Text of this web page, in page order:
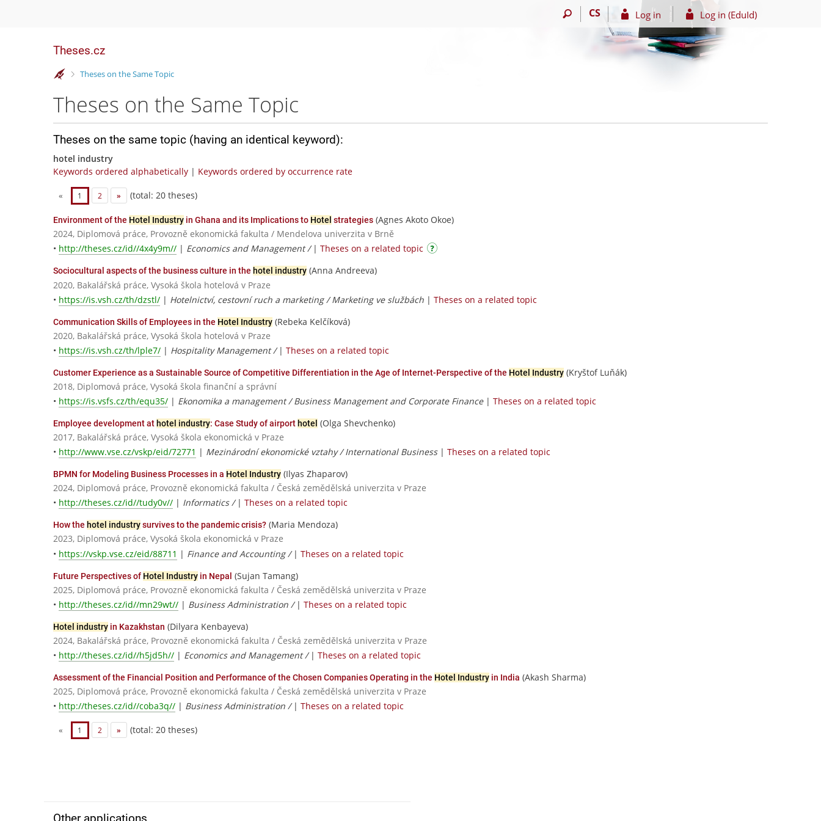
CS Log in Log in (EduId)
Theses.cz
>
Theses on the Same Topic
Theses on the Same Topic
Theses on the same topic (having an identical keyword):
hotel industry
Keywords ordered alphabetically | Keywords ordered by occurrence rate
« 1 2 » (total: 20 theses)
Environment of the Hotel Industry in Ghana and its Implications to Hotel strategies (Agnes Akoto Okoe)
2024, Diplomová práce, Provozně ekonomická fakulta / Mendelova univerzita v Brně
• http://theses.cz/id//4x4y9m// | Economics and Management / | Theses on a related topic
Sociocultural aspects of the business culture in the hotel industry (Anna Andreeva)
2020, Bakalářská práce, Vysoká škola hotelová v Praze
• https://is.vsh.cz/th/dzstl/ | Hotelnictví, cestovní ruch a marketing / Marketing ve službách | Theses on a related topic
Communication Skills of Employees in the Hotel Industry (Rebeka Kelčíková)
2020, Bakalářská práce, Vysoká škola hotelová v Praze
• https://is.vsh.cz/th/lple7/ | Hospitality Management / | Theses on a related topic
Customer Experience as a Sustainable Source of Competitive Differentiation in the Age of Internet-Perspective of the Hotel Industry (Kryštof Luňák)
2018, Diplomová práce, Vysoká škola finanční a správní
• https://is.vsfs.cz/th/equ35/ | Ekonomika a management / Business Management and Corporate Finance| Theses on a related topic
Employee development at hotel industry: Case Study of airport hotel (Olga Shevchenko)
2017, Bakalářská práce, Vysoká škola ekonomická v Praze
• http://www.vse.cz/vskp/eid/72771 | Mezinárodní ekonomické vztahy / International Business| Theses on a related topic
BPMN for Modeling Business Processes in a Hotel Industry (Ilyas Zhaparov)
2024, Diplomová práce, Provozně ekonomická fakulta / Česká zemědělská univerzita v Praze
• http://theses.cz/id//tudy0v// | Informatics / | Theses on a related topic
How the hotel industrysurvives to the pandemic crisis? (Maria Mendoza)
2023, Diplomová práce, Vysoká škola ekonomická v Praze
• https://vskp.vse.cz/eid/88711 | Finance and Accounting / | Theses on a related topic
Future Perspectives of Hotel Industry in Nepal (Sujan Tamang)
2025, Diplomová práce, Provozně ekonomická fakulta / Česká zemědělská univerzita v Praze
• http://theses.cz/id//mn29wt// | Business Administration / | Theses on a related topic
Hotel industry in Kazakhstan (Dilyara Kenbayeva)
2024, Bakalářská práce, Provozně ekonomická fakulta / Česká zemědělská univerzita v Praze
• http://theses.cz/id//h5jd5h// | Economics and Management / | Theses on a related topic
Assessment of the Financial Position and Performance of the Chosen Companies Operating in the Hotel Industry in India (Akash Sharma)
2025, Diplomová práce, Provozně ekonomická fakulta / Česká zemědělská univerzita v Praze
• http://theses.cz/id//coba3q// | Business Administration / | Theses on a related topic
« 1 2 » (total: 20 theses)